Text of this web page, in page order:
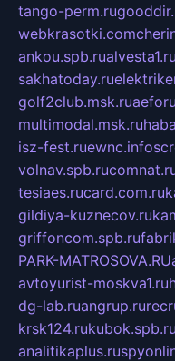
tango-perm.ru
webkrasotki.com
ankou.spb.rualvesta1.ru
sakhatoday.ru
golf2club.msk.ru
multimodal.msk.ru
isz-fest.ruewnc.info
volnav.spb.ru
tesiaes.rucard.com.ru
gildiya-kuznecov.ru
griffoncom.spb.ru
PARK-MATROSOVA.RU
avtoyurist-moskva1.ru
dg-lab.ruangrup.ru
krsk124.rukubok.spb.ru
analitikaplus.ru